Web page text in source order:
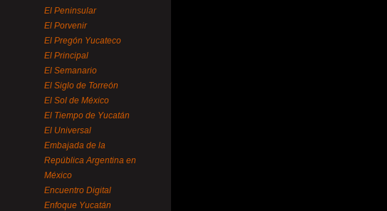
El Peninsular
El Porvenir
El Pregón Yucateco
El Principal
El Semanario
El Siglo de Torreón
El Sol de México
El Tiempo de Yucatán
El Universal
Embajada de la
República Argentina en
México
Encuentro Digital
Enfoque Yucatán